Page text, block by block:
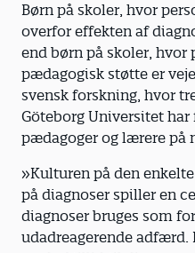
Børn på skoler, hvor
overfor effekten af
end børn på skoler, hvor
pædagogisk støtte er
svensk forskning, hvor
Göteborg Universitet
pædagoger og lærere på
»Kulturen på den
på diagnoser spiller en
diagnoser bruges som
udadreagerende